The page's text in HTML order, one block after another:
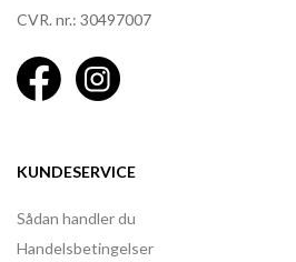
CVR. nr.: 30497007
KUNDESERVICE
Sådan handler du
Handelsbetingelser